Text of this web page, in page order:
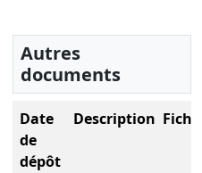
Autres
documents
Date
de
dépôt
Description